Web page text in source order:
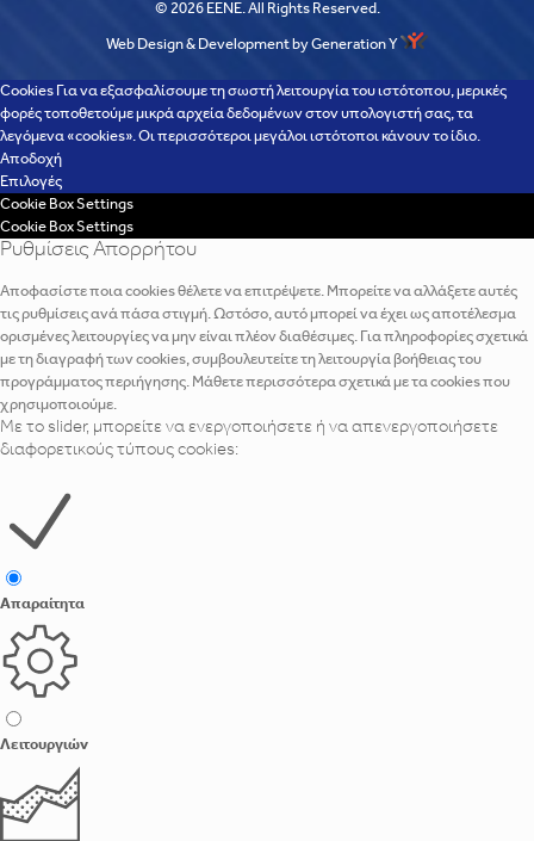
© 2026 EENE. All Rights Reserved.
Web Design & Development by Generation Y
Cookies Για να εξασφαλίσουμε τη σωστή λειτουργία του ιστότοπου, μερικές
φορές τοποθετούμε μικρά αρχεία δεδομένων στον υπολογιστή σας, τα
λεγόμενα «cookies». Οι περισσότεροι μεγάλοι ιστότοποι κάνουν το ίδιο.
Αποδοχή
Επιλογές
Cookie Box Settings
Cookie Box Settings
Ρυθμίσεις Απορρήτου
Αποφασίστε ποια cookies θέλετε να επιτρέψετε. Μπορείτε να αλλάξετε αυτές
τις ρυθμίσεις ανά πάσα στιγμή. Ωστόσο, αυτό μπορεί να έχει ως αποτέλεσμα
ορισμένες λειτουργίες να μην είναι πλέον διαθέσιμες. Για πληροφορίες σχετικά
με τη διαγραφή των cookies, συμβουλευτείτε τη λειτουργία βοήθειας του
προγράμματος περιήγησης. Μάθετε περισσότερα σχετικά με τα cookies που
χρησιμοποιούμε.
Με το slider, μπορείτε να ενεργοποιήσετε ή να απενεργοποιήσετε
διαφορετικούς τύπους cookies:
Απαραίτητα
Λειτουργιών